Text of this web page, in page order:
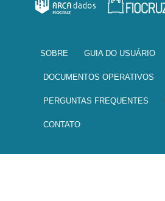
SOBRE GUIA DO USUÁRIO
DOCUMENTOS OPERATIVOS
PERGUNTAS FREQUENTES
CONTATO